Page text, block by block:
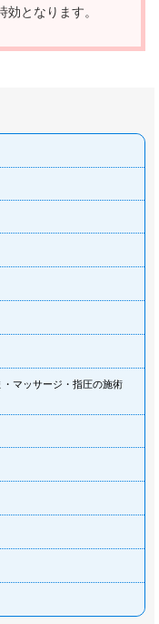
となります。
マッサージ・指圧の施術